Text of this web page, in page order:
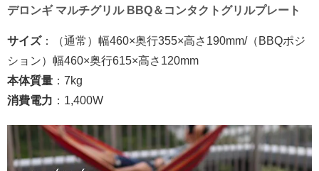
デロンギ マルチグリル BBQ＆コンタクトグリルプレート
サイズ：（通常）幅460×奥行355×高さ 190mm/（BBQポジ
ション）幅460×奥行615×高さ 120mm
本体質量 ： 7kg
消費電力 ： 1,400W